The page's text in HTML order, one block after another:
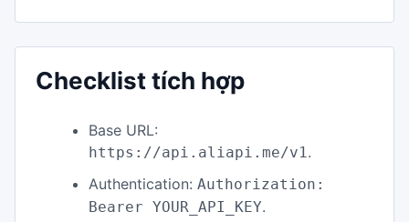
Checklist tích hợp
Base URL:
https://api.aliapi.me/v1.
Authentication: Authorization:
Bearer YOUR_API_KEY.